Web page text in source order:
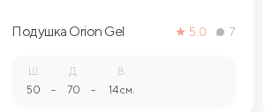
Подушка Orion Gel 5.0 7
Ш.
50 -
Д.
70 -
В.
14 см.